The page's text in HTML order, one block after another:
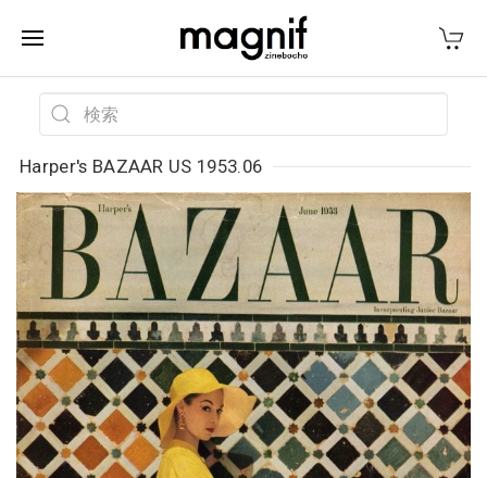
Harper's BAZAAR US 1953.06